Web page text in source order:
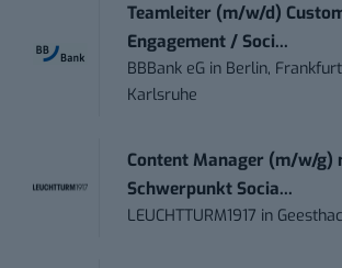
Teamleiter (m/w/d)
Engagement / Soci...
BBBank eG in Berlin,
Karlsruhe
Content Manager (m/w/g)
Schwerpunkt Socia...
LEUCHTTURM1917 in